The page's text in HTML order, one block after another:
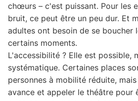
chœurs – c'est puissant. Pour les
bruit, ce peut être un peu dur. Et
adultes ont besoin de se boucher
certains moments.
L'accessibilité ? Elle est possible,
systématique. Certaines places
personnes à mobilité réduite,
avance et appeler le théâtre pour